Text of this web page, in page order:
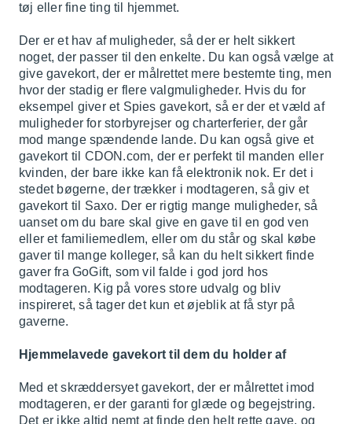
tøj eller fine ting til hjemmet.
Der er et hav af muligheder, så der er helt sikkert
noget, der passer til den enkelte. Du kan også vælge at
give gavekort, der er målrettet mere bestemte ting, men
hvor der stadig er flere valgmuligheder. Hvis du for
eksempel giver et Spies gavekort, så er der et væld af
muligheder for storbyrejser og charterferier, der går
mod mange spændende lande. Du kan også give et
gavekort til CDON.com, der er perfekt til manden eller
kvinden, der bare ikke kan få elektronik nok. Er det i
stedet bøgerne, der trækker i modtageren, så giv et
gavekort til Saxo. Der er rigtig mange muligheder, så
uanset om du bare skal give en gave til en god ven
eller et familiemedlem, eller om du står og skal købe
gaver til mange kolleger, så kan du helt sikkert finde
gaver fra GoGift, som vil falde i god jord hos
modtageren. Kig på vores store udvalg og bliv
inspireret, så tager det kun et øjeblik at få styr på
gaverne.
Hjemmelavede gavekort til dem du holder af
Med et skræddersyet gavekort, der er målrettet imod
modtageren, er der garanti for glæde og begejstring.
Det er ikke altid nemt at finde den helt rette gave, og